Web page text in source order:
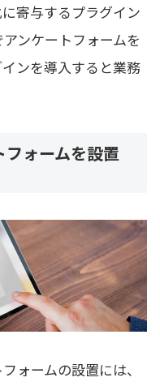
寄与するプラグイン
ンケートフォームを
ンを導入すると業務
ォームを設置
ォームの設置には、